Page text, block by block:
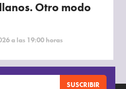
Otro modo
a las 19:00 horas